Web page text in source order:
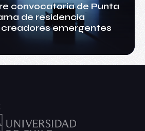
convocatoria de Punta
de residencia
emergentes